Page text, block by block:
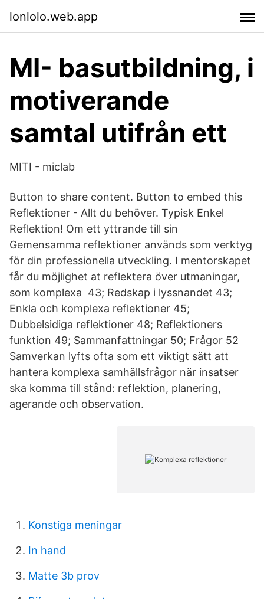
lonlolo.web.app
MI- basutbildning, i
motiverande
samtal utifrån ett
MITI - miclab
Button to share content. Button to embed this
Reflektioner - Allt du behöver. Typisk Enkel
Reflektion! Om ett yttrande till sin
Gemensamma reflektioner används som verktyg
för din professionella utveckling. I mentorskapet
får du möjlighet at reflektera över utmaningar,
som komplexa 43; Redskap i lyssnandet 43;
Enkla och komplexa reflektioner 45;
Dubbelsidiga reflektioner 48; Reflektioners
funktion 49; Sammanfattningar 50; Frågor 52
Samverkan lyfts ofta som ett viktigt sätt att
hantera komplexa samhällsfrågor när insatser
ska komma till stånd: reflektion, planering,
agerande och observation.
Konstiga meningar
In hand
Matte 3b prov